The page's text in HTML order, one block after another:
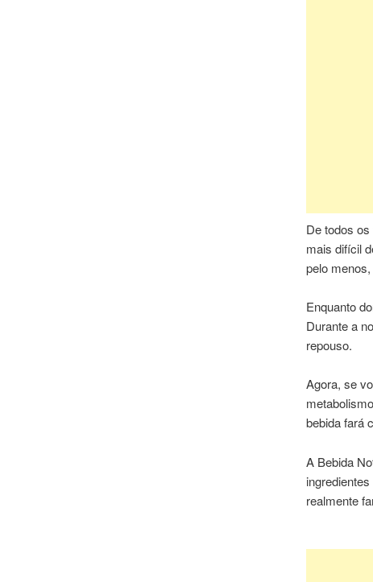
De todos
mais difícil
pelo
Enquanto
Durante a
repouso.
Agora, se
bebida fará
A Bebida
realmente